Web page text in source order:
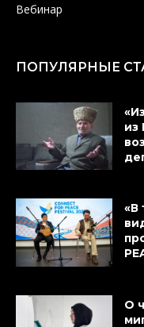
Вебинар
ПОПУЛЯРНЫЕ
из
«В
О